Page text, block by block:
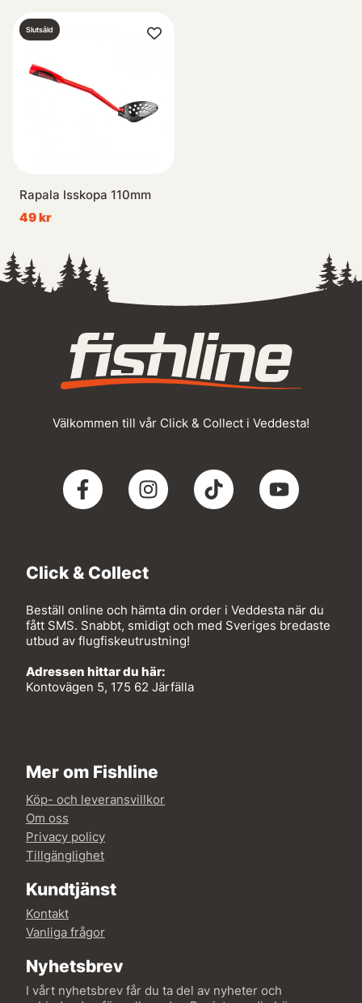
Slutsåld
Rapala Isskopa 110mm
49 kr
Välkommen till vår Click & Collect i Veddesta!
Click & Collect
Beställ online och hämta din order i Veddesta när du
fått SMS. Snabbt, smidigt och med Sveriges bredaste
utbud av flugfiskeutrustning!
Adressen hittar du här:
Kontovägen 5, 175 62 Järfälla
Mer om Fishline
Köp- och leveransvillkor
Om oss
Privacy policy
Tillgänglighet
Kundtjänst
Kontakt
Vanliga frågor
Nyhetsbrev
I vårt nyhetsbrev får du ta del av nyheter och